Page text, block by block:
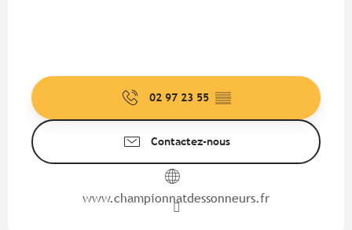
02 97 23 55 ▒▒
Contactez-nous
www.championnatdessonneurs.fr